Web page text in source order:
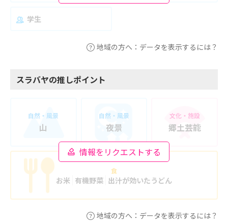
学生
地域の方へ：データを表示するには？
スラバヤの推しポイント
情報をリクエストする
自然・風景
山
自然・風景
夜景
文化・施設
郷土芸能
食
お米 有機野菜 出汁が効いたうどん
地域の方へ：データを表示するには？